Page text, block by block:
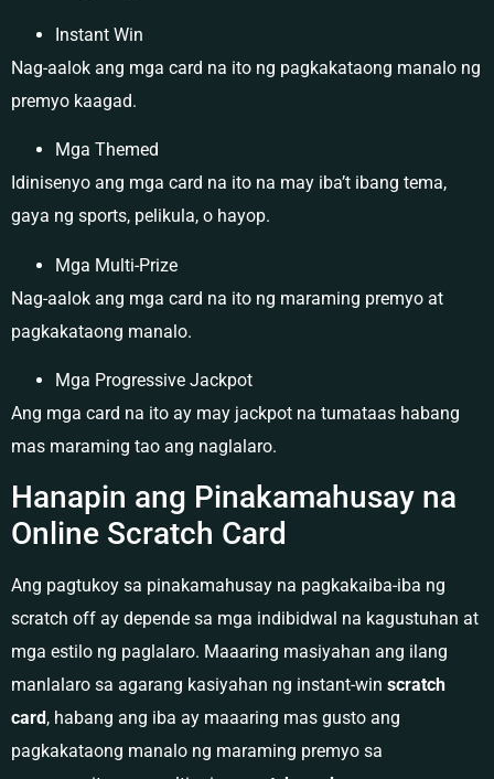
Instant Win
Nag-aalok ang mga card na ito ng pagkakataong manalo ng
premyo kaagad.
Mga Themed
Idinisenyo ang mga card na ito na may iba’t ibang tema,
gaya ng sports, pelikula, o hayop.
Mga Multi-Prize
Nag-aalok ang mga card na ito ng maraming premyo at
pagkakataong manalo.
Mga Progressive Jackpot
Ang mga card na ito ay may jackpot na tumataas habang
mas maraming tao ang naglalaro.
Hanapin ang Pinakamahusay na
Online Scratch Card
Ang pagtukoy sa pinakamahusay na pagkakaiba-iba ng
scratch off ay depende sa mga indibidwal na kagustuhan at
mga estilo ng paglalaro. Maaaring masiyahan ang ilang
manlalaro sa agarang kasiyahan ng instant-win scratch
card , habang ang iba ay maaaring mas gusto ang
pagkakataong manalo ng maraming premyo sa